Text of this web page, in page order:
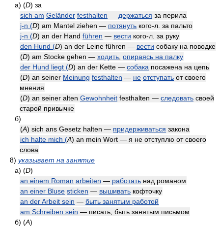
а) (D) за
sich am Geländer festhalten — держаться за перила
j-n (D) am Mantel ziehen — потянуть кого-л. за пальто
j-n (D) an der Hand führen — вести кого-л. за руку
den Hund (D) an der Leine führen — вести собаку на поводке
(D) am Stocke gehen — ходить опираясь на палку
der Hund liegt (D) an der Kette — собака посажена на цепь
(D) an seiner Meinung festhalten — не отступать от своего
мнения
(D) an seiner alten Gewohnheit festhalten — следовать своей
старой привычке
б)
(A) sich ans Gesetz halten — придерживаться закона
ich halte mich (A) an mein Wort — я не отступлю от своего
слова
8) указывает на занятие
а) (D)
an einem Roman arbeiten — работать над романом
an einer Bluse sticken — вышивать кофточку
an der Arbeit sein — быть занятым работой
am Schreiben sein — писать, быть занятым письмом
б) (A)